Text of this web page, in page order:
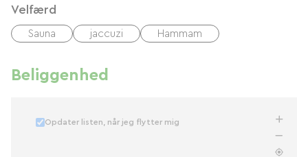
Velfærd
Sauna jaccuzi Hammam
Beliggenhed
Opdater listen, når jeg flytter mig